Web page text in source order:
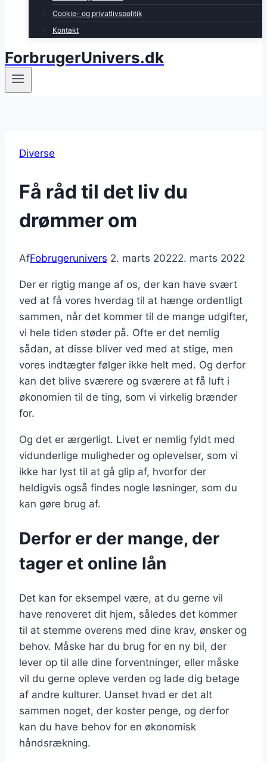
Cookie- og privatlivspolitik
Kontakt
ForbrugerUnivers.dk
Diverse
Få råd til det liv du
drømmer om
AfFobrugerunivers 2. marts 20222. marts 2022
Der er rigtig mange af os, der kan have svært
ved at få vores hverdag til at hænge ordentligt
sammen, når det kommer til de mange udgifter,
vi hele tiden støder på. Ofte er det nemlig
sådan, at disse bliver ved med at stige, men
vores indtægter følger ikke helt med. Og derfor
kan det blive sværere og sværere at få luft i
økonomien til de ting, som vi virkelig brænder
for.
Og det er ærgerligt. Livet er nemlig fyldt med
vidunderlige muligheder og oplevelser, som vi
ikke har lyst til at gå glip af, hvorfor der
heldigvis også findes nogle løsninger, som du
kan gøre brug af.
Derfor er der mange, der
tager et online lån
Det kan for eksempel være, at du gerne vil
have renoveret dit hjem, således det kommer
til at stemme overens med dine krav, ønsker og
behov. Måske har du brug for en ny bil, der
lever op til alle dine forventninger, eller måske
vil du gerne opleve verden og lade dig betage
af andre kulturer. Uanset hvad er det alt
sammen noget, der koster penge, og derfor
kan du have behov for en økonomisk
håndsrækning.